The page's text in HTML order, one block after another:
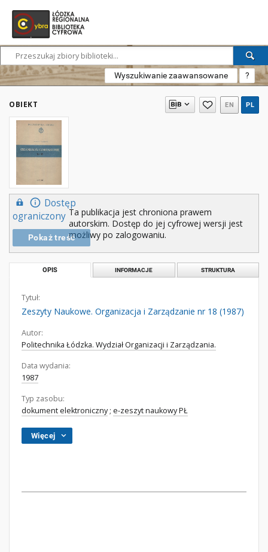
Wyszukiwanie zaawansowane ?
OBIEKT EN PL
Dostęp
ograniczony
Pokaż treść
Ta publikacja jest chroniona prawem
autorskim. Dostęp do jej cyfrowej wersji jest
możliwy po zalogowaniu.
OPIS INFORMACJE STRUKTURA
Tytuł:
Zeszyty Naukowe. Organizacja i Zarządzanie nr 18 (1987)
Autor:
Politechnika Łódzka. Wydział Organizacji i Zarządzania.
Data wydania:
1987
Typ zasobu:
dokument elektroniczny; e-zeszyt naukowy PŁ
Więcej